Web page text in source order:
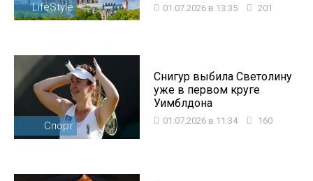
LifeStyle 01.07.2026 в 13:35 201
Спорт
Снигур выбила Светолину
уже в первом круге
Уимблдона
01.07.2026 в 11:34 160